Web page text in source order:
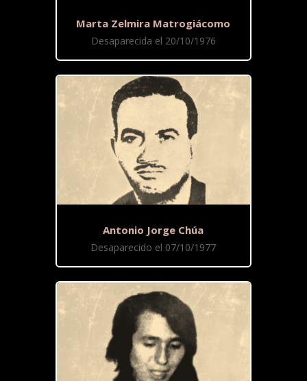
Marta Zelmira Matrogiácomo
Desaparecida el 20/10/1976
Antonio Jorge Chúa
Desaparecido el 07/10/1977